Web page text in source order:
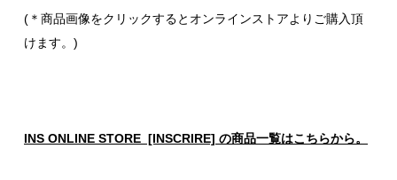
(＊商品画像をクリックするとオンラインストアよりご購入頂
けます。)
INS ONLINE STORE [INSCRIRE] の商品一覧はこちらから。